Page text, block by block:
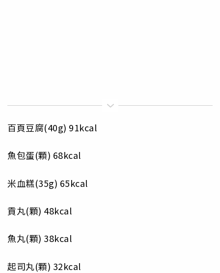
百頁豆腐(40g) 91kcal
魚包蛋(顆) 68kcal
米血糕(35g) 65kcal
貢丸(顆) 48kcal
魚丸(顆) 38kcal
起司丸(顆) 32kcal